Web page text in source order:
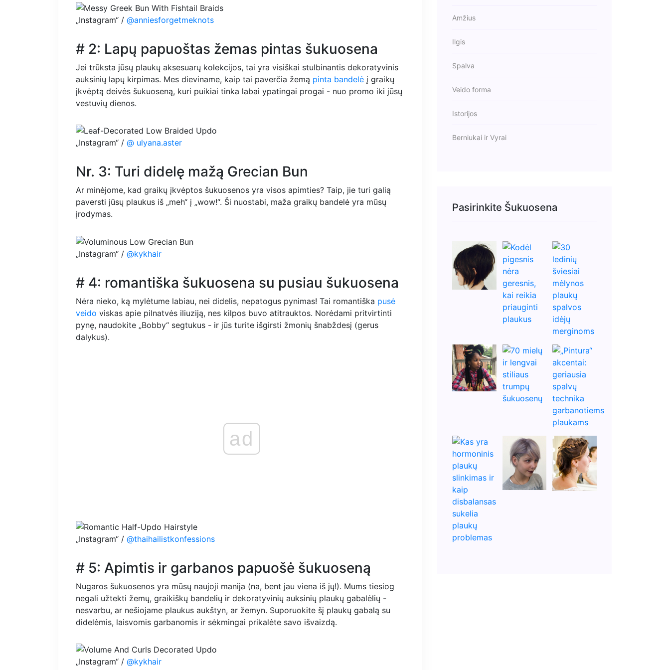
„Instagram“ / @anniesforgetmeknots
# 2: Lapų papuoštas žemas pintas šukuosena
Jei trūksta jūsų plaukų aksesuarų kolekcijos, tai yra visiškai stulbinantis dekoratyvinis
auksinių lapų kirpimas. Mes dieviname, kaip tai paverčia žemą pinta bandelė į graikų
įkvėptą deivės šukuoseną, kuri puikiai tinka labai ypatingai progai - nuo promo iki jūsų
vestuvių dienos.
„Instagram“ / @ ulyana.aster
Nr. 3: Turi didelę mažą Grecian Bun
Ar minėjome, kad graikų įkvėptos šukuosenos yra visos apimties? Taip, jie turi galią
paversti jūsų plaukus iš „meh“ į „wow!“. Ši nuostabi, maža graikų bandelė yra mūsų
įrodymas.
„Instagram“ / @kykhair
# 4: romantiška šukuosena su pusiau šukuosena
Nėra nieko, ką mylėtume labiau, nei didelis, nepatogus pynimas! Tai romantiška pusė
veido viskas apie pilnatvės iliuziją, nes kilpos buvo atitrauktos. Norėdami pritvirtinti
pynę, naudokite „Bobby“ segtukus - ir jūs turite išgirsti žmonių šnabždesį (gerus
dalykus).
ad
„Instagram“ / @thaihailistkonfessions
# 5: Apimtis ir garbanos papuošė šukuoseną
Nugaros šukuosenos yra mūsų naujoji manija (na, bent jau viena iš jų!). Mums tiesiog
negali užtekti žemų, graikiškų bandelių ir dekoratyvinių auksinių plaukų gabalėlių -
nesvarbu, ar nešiojame plaukus aukštyn, ar žemyn. Suporuokite šį plaukų gabalą su
didelėmis, laisvomis garbanomis ir sėkmingai prikalėte savo išvaizdą.
„Instagram“ / @kykhair
Amžius
Ilgis
Spalva
Veido forma
Istorijos
Berniukai ir Vyrai
Pasirinkite Šukuosena